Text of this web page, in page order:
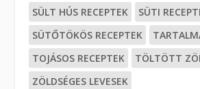
SÜLT HÚS RECEPTEK
SÜTI
SÜTŐTÖKÖS RECEPTEK
TOJÁSOS RECEPTEK
TÖLTÖTT
ZÖLDSÉGES LEVESEK